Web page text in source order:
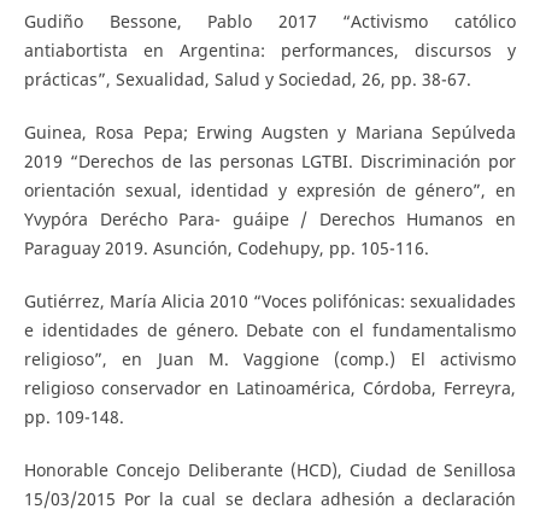
Gudiño Bessone, Pablo 2017 “Activismo católico
antiabortista en Argentina: performances, discursos y
prácticas”, Sexualidad, Salud y Sociedad, 26, pp. 38-67.
Guinea, Rosa Pepa; Erwing Augsten y Mariana Sepúlveda
2019 “Derechos de las personas LGTBI. Discriminación por
orientación sexual, identidad y expresión de género”, en
Yvypóra Derécho Para- guáipe / Derechos Humanos en
Paraguay 2019. Asunción, Codehupy, pp. 105-116.
Gutiérrez, María Alicia 2010 “Voces polifónicas: sexualidades
e identidades de género. Debate con el fundamentalismo
religioso”, en Juan M. Vaggione (comp.) El activismo
religioso conservador en Latinoamérica, Córdoba, Ferreyra,
pp. 109-148.
Honorable Concejo Deliberante (HCD), Ciudad de Senillosa
15/03/2015 Por la cual se declara adhesión a declaración